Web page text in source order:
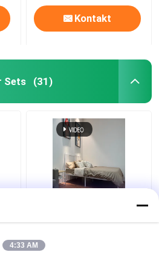
Kontakt
Sets (31)
Schlafzimmer Sets
4:33 AM